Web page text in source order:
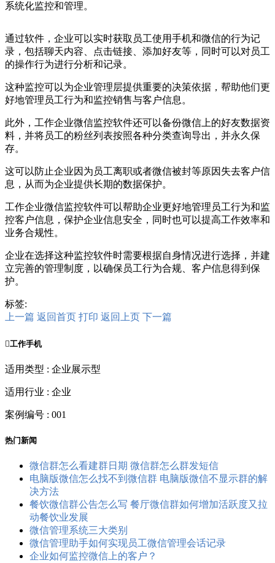
系统化监控和管理。
通过软件，企业可以实时获取员工使用手机和微信的行为记
录，包括聊天内容、点击链接、添加好友等，同时可以对员工
的操作行为进行分析和记录。
这种监控可以为企业管理层提供重要的决策依据，帮助他们更
好地管理员工行为和监控销售与客户信息。
此外，工作企业微信监控软件还可以备份微信上的好友数据资
料，并将员工的粉丝列表按照各种分类查询导出，并永久保
存。
这可以防止企业因为员工离职或者微信被封等原因失去客户信
息，从而为企业提供长期的数据保护。
工作企业微信监控软件可以帮助企业更好地管理员工行为和监
控客户信息，保护企业信息安全，同时也可以提高工作效率和
业务合规性。
企业在选择这种监控软件时需要根据自身情况进行选择，并建
立完善的管理制度，以确保员工行为合规、客户信息得到保
护。
标签:
上一篇 返回首页 打印 返回上页 下一篇
工作手机
适用类型 : 企业展示型
适用行业 : 企业
案例编号 : 001
热门新闻
微信群怎么看建群日期 微信群怎么群发短信
电脑版微信怎么找不到微信群 电脑版微信不显示群的解
决方法
餐饮微信群公告怎么写 餐厅微信群如何增加活跃度又拉
动餐饮业发展
微信管理系统三大类别
微信管理助手如何实现员工微信管理会话记录
企业如何监控微信上的客户？